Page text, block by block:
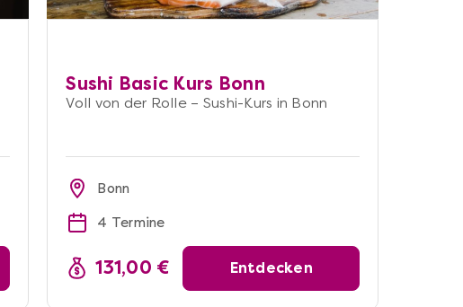
Sushi Basic Kurs Bonn
Voll von der Rolle – Sushi-Kurs in Bonn
Bonn
4 Termine
131,00 € Entdecken